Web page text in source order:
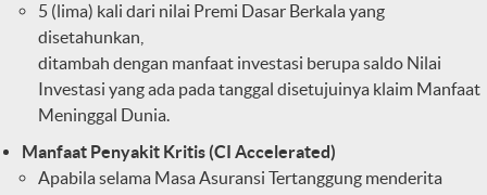
5 (lima) kali dari nilai Premi Dasar Berkala yang
disetahunkan,
ditambah dengan manfaat investasi berupa saldo Nilai
Investasi yang ada pada tanggal disetujuinya klaim Manfaat
Meninggal Dunia.
Manfaat Penyakit Kritis (CI Accelerated)
Apabila selama Masa Asuransi Tertanggung menderita